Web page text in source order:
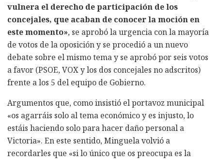
vulnera el derecho de participación de los
concejales, que acaban de conocer la moción en
este momento», se aprobó la urgencia con la mayoría
de votos de la oposición y se procedió a un nuevo
debate sobre el mismo tema y se aprobó por seis votos
a favor (PSOE, VOX y los dos concejales no adscritos)
frente a los 5 del equipo de Gobierno.
Argumentos que, como insistió el portavoz municipal
«os agarráis solo al tema económico y es injusto, lo
estáis haciendo solo para hacer daño personal a
Victoria». En este sentido, Minguela volvió a
recordarles que «si lo único que os preocupa es la